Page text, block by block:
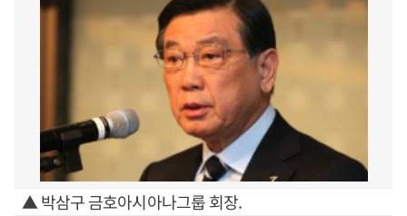
▲ 박삼구 금호아시아나그룹 회장.